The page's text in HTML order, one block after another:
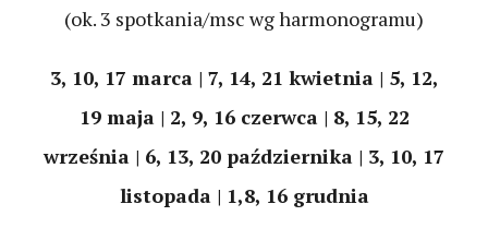
(ok. 3 spotkania/msc wg harmonogramu)
3, 10, 17 marca | 7, 14, 21 kwietnia | 5, 12,
19 maja | 2, 9, 16 czerwca | 8, 15, 22
września | 6, 13, 20 października | 3, 10, 17
listopada | 1,8, 16 grudnia